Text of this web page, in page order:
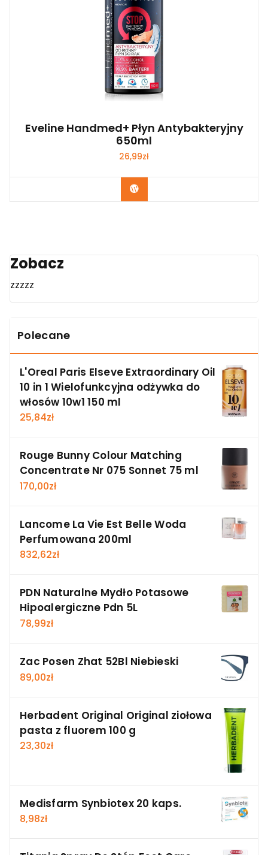
Eveline Handmed+ Płyn Antybakteryjny
650ml
26,99zł
Zobacz
Zobacz
zzzzz
Polecane
L'Oreal Paris Elseve Extraordinary Oil
10 in 1 Wielofunkcyjna odżywka do
włosów 10w1 150 ml
25,84zł
Rouge Bunny Colour Matching
Concentrate Nr 075 Sonnet 75 ml
170,00zł
Lancome La Vie Est Belle Woda
Perfumowana 200ml
832,62zł
PDN Naturalne Mydło Potasowe
Hipoalergiczne Pdn 5L
78,99zł
Zac Posen Zhat 52Bl Niebieski
89,00zł
Herbadent Original Original ziołowa
pasta z fluorem 100 g
23,30zł
Medisfarm Synbiotex 20 kaps.
8,98zł